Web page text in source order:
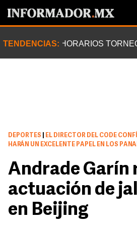
TENDENCIAS: HORARIOS
DEPORTES
EL DIRECTOR DEL CODE
HARÁN UN EXCELENTE PAPEL EN LOS
Andrade Garín
actuación de
en Beijing